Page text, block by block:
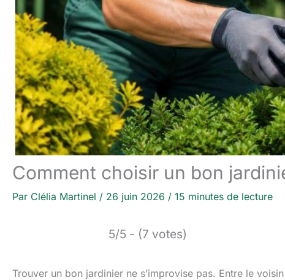
Comment choisir un bon
Par Clélia Martinel / 26 juin 2026 / 15 minutes de lecture
5/5 - (7 votes)
Trouver un bon jardinier ne s’improvise pas. Entre le